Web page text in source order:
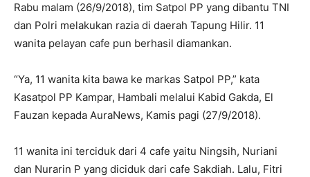
Rabu malam (26/9/2018), tim Satpol PP yang dibantu TNI
dan Polri melakukan razia di daerah Tapung Hilir. 11
wanita pelayan cafe pun berhasil diamankan.
“Ya, 11 wanita kita bawa ke markas Satpol PP,” kata
Kasatpol PP Kampar, Hambali melalui Kabid Gakda, El
Fauzan kepada AuraNews, Kamis pagi (27/9/2018).
11 wanita ini terciduk dari 4 cafe yaitu Ningsih, Nuriani
dan Nurarin P yang diciduk dari cafe Sakdiah. Lalu, Fitri